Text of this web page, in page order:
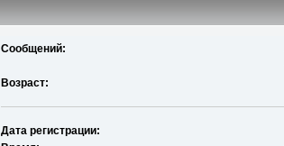
Сообщений:
Возраст:
Дата регистрации: